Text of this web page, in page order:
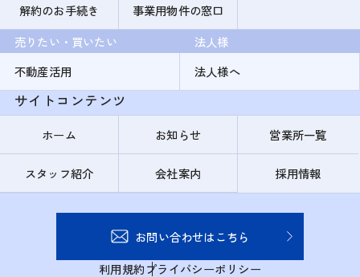
解約のお手続き
事業用物件の窓口
売りたい・買いたい
不動産活用
法人様
法人様へ
サイトコンテンツ
ホーム お知らせ 営業所一覧
スタッフ紹介 会社案内 採用情報
お問い合わせはこちら
利用規約プライバシーポリシー